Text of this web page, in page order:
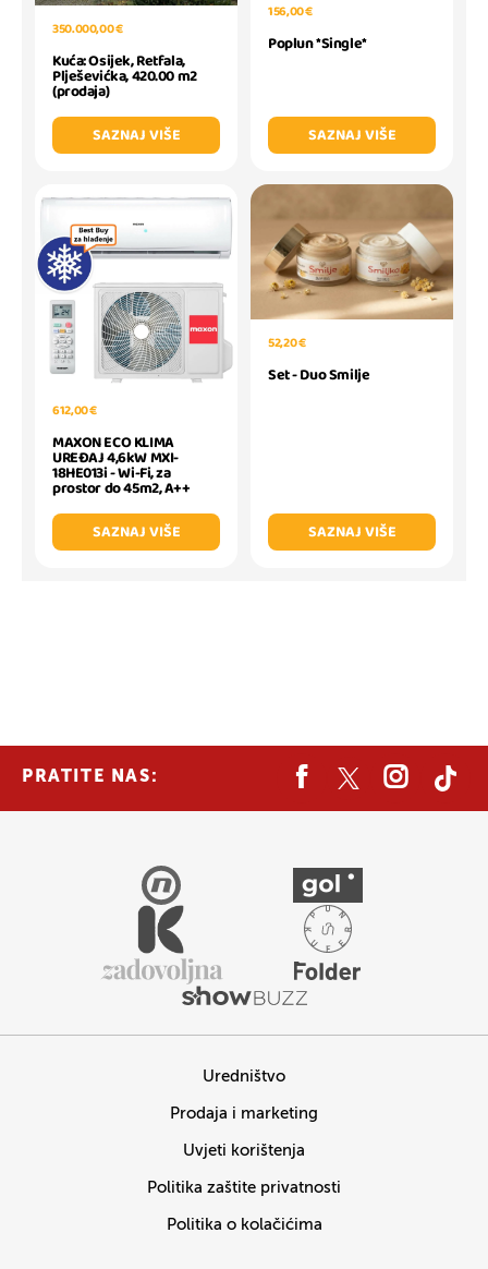
350.000,00 €
Kuća: Osijek, Retfala,
Plješevićka, 420.00 m2
(prodaja)
SAZNAJ VIŠE
156,00 €
Poplun *Single*
SAZNAJ VIŠE
612,00 €
MAXON ECO KLIMA
UREĐAJ 4,6kW MXI-
18HE013i - Wi-Fi, za
prostor do 45m2, A++
SAZNAJ VIŠE
52,20 €
Set - Duo Smilje
SAZNAJ VIŠE
PRATITE NAS:
Uredništvo
Prodaja i marketing
Uvjeti korištenja
Politika zaštite privatnosti
Politika o kolačićima